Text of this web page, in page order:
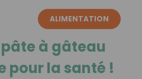
ALIMENTATION
à gâteau
pour la santé !